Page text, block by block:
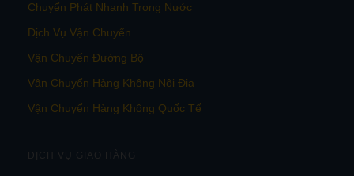
Chuyển Phát Nhanh Trong Nước
Dịch Vụ Vận Chuyển
Vận Chuyển Đường Bộ
Vận Chuyển Hàng Không Nội Địa
Vận Chuyển Hàng Không Quốc Tế
DỊCH VỤ GIAO HÀNG